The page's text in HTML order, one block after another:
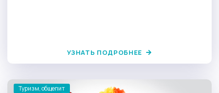
УЗНАТЬ ПОДРОБНЕЕ
Туризм, общепит